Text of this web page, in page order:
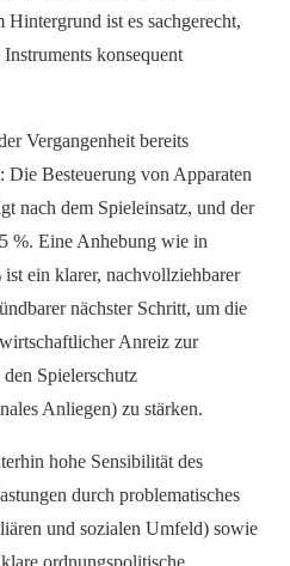
ist es sachgerecht,
konsequent
Vergangenheit bereits
Die Besteuerung von Apparaten
nach dem Spieleinsatz, und der
%. Eine Anhebung wie in
ein klarer, nachvollziehbarer
nächster Schritt, um die
Anreiz zur
Spielerschutz
Anliegen) zu stärken.
hohe Sensibilität des
durch problematisches
und sozialen Umfeld) sowie